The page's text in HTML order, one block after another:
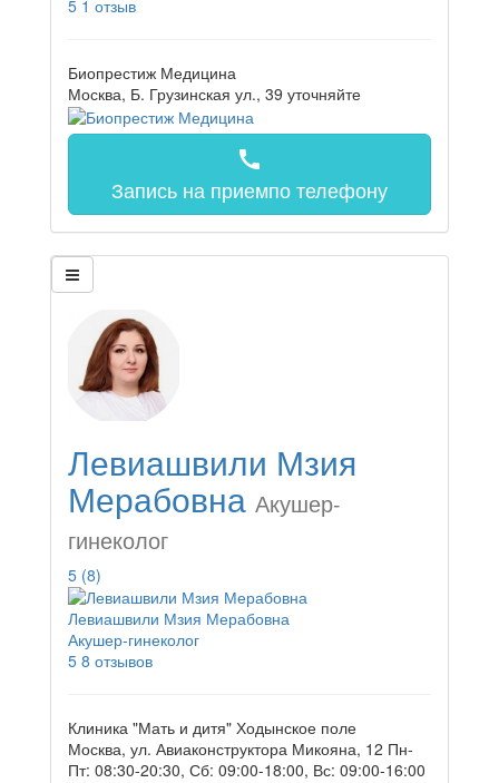
5 1 отзыв
Биопрестиж Медицина
Москва, Б. Грузинская ул., 39 уточняйте
call
Запись на приемпо телефону
Левиашвили Мзия
Мерабовна Акушер-
гинеколог
5 (8)
Левиашвили Мзия Мерабовна
Акушер-гинеколог
5 8 отзывов
Клиника "Мать и дитя" Ходынское поле
Москва, ул. Авиаконструктора Микояна, 12 Пн-
Пт: 08:30-20:30, Сб: 09:00-18:00, Вс: 09:00-16:00